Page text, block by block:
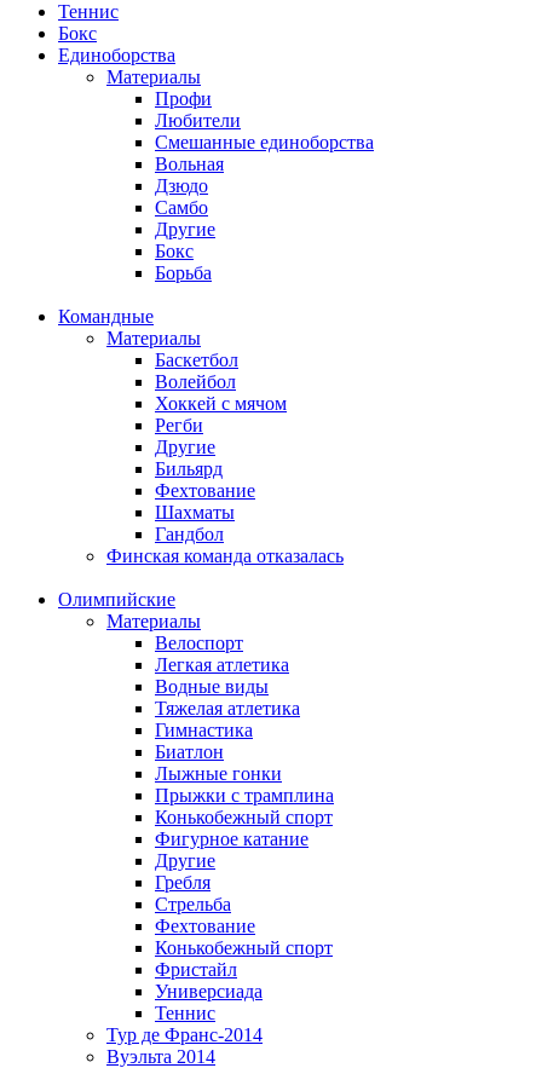
Теннис
Бокс
Единоборства
Материалы
Профи
Любители
Смешанные единоборства
Вольная
Дзюдо
Самбо
Другие
Бокс
Борьба
Командные
Материалы
Баскетбол
Волейбол
Хоккей с мячом
Регби
Другие
Бильярд
Фехтование
Шахматы
Гандбол
Финская команда отказалась
Олимпийские
Материалы
Велоспорт
Легкая атлетика
Водные виды
Тяжелая атлетика
Гимнастика
Биатлон
Лыжные гонки
Прыжки с трамплина
Конькобежный спорт
Фигурное катание
Другие
Гребля
Стрельба
Фехтование
Конькобежный спорт
Фристайл
Универсиада
Теннис
Тур де Франс-2014
Вуэльта 2014